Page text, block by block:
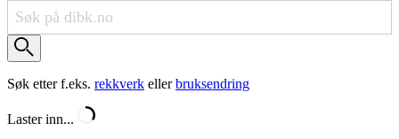
Søk etter f.eks. rekkverk ellerbruksendring
Laster inn...